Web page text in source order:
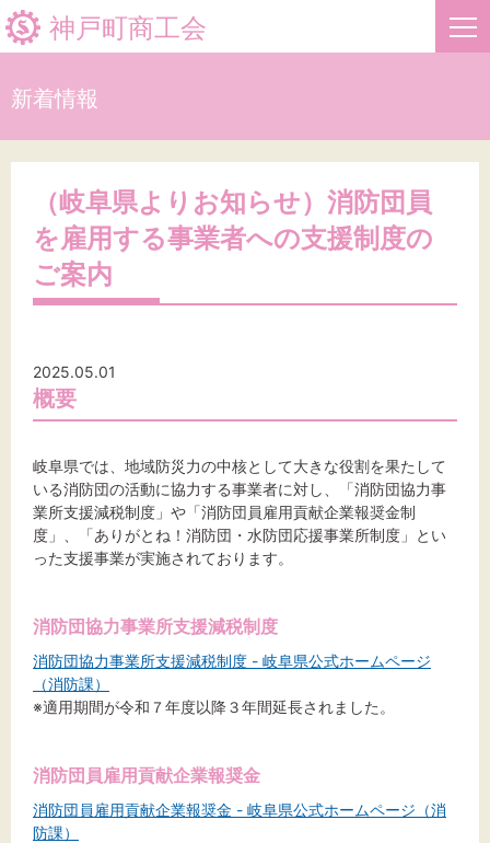
神戸町商工会
事業者・創業者の方へ
標準 拡大
背景色
新着情報
（岐阜県よりお知らせ）消防団員
を雇用する事業者への支援制度の
ご案内
2025.05.01
概要
岐阜県では、地域防災力の中核として大きな役割を果たして
いる消防団の活動に協力する事業者に対し、「消防団協力事
業所支援減税制度」や「消防団員雇用貢献企業報奨金制
度」、「ありがとね！消防団・水防団応援事業所制度」とい
った支援事業が実施されております。
消防団協力事業所支援減税制度
消防団協力事業所支援減税制度 - 岐阜県公式ホームページ
（消防課）
※適用期間が令和７年度以降３年間延長されました。
消防団員雇用貢献企業報奨金
消防団員雇用貢献企業報奨金 - 岐阜県公式ホームページ（消
防課）